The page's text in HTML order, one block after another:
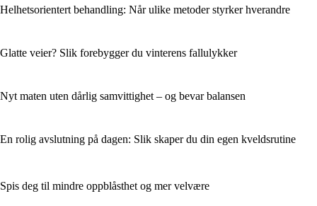
Helhetsorientert behandling: Når ulike metoder styrker hverandre
Glatte veier? Slik forebygger du vinterens fallulykker
Nyt maten uten dårlig samvittighet – og bevar balansen
En rolig avslutning på dagen: Slik skaper du din egen kveldsrutine
Spis deg til mindre oppblåsthet og mer velvære